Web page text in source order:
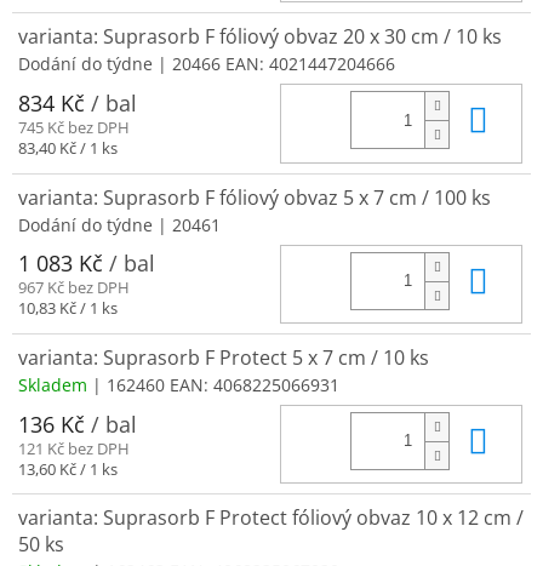
varianta: Suprasorb F fóliový obvaz 20 x 30 cm / 10 ks
Dodání do týdne | 20466 EAN: 4021447204666
834 Kč / bal
745 Kč bez DPH
Měrná
83,40 Kč / 1 ks
varianta: Suprasorb F fóliový obvaz 5 x 7 cm / 100 ks
Dodání do týdne | 20461
1 083 Kč / bal
967 Kč bez DPH
Měrná
10,83 Kč / 1 ks
varianta: Suprasorb F Protect 5 x 7 cm / 10 ks
Skladem | 162460 EAN: 4068225066931
136 Kč / bal
121 Kč bez DPH
Měrná
cena:
13,60 Kč / 1 ks
varianta: Suprasorb F Protect fóliový obvaz 10 x 12 cm /
50 ks